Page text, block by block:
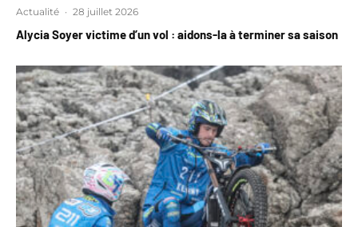
Actualité · 28 juillet 2026
Alycia Soyer victime d’un vol : aidons-la à terminer sa saison